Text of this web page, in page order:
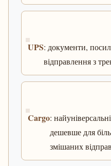
UPS: документи,
відправлення з
Cargo:
дешевше для
змішаних